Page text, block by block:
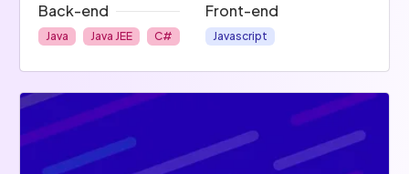
Back-end
Java Java JEE C#
Front-end
Javascript